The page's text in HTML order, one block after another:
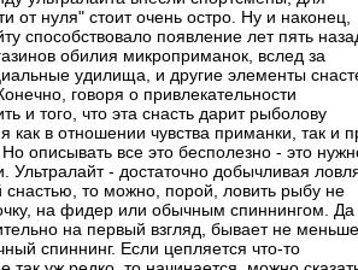
от нуля" стоит очень остро. Ну и наконец,
способствовало появление лет пять
обилия микроприманок, вслед за
удилища, и другие элементы
говоря о привлекательности
и того, что эта снасть дарит рыболову
в отношении чувства приманки, так и
описывать все это бесполезно - это
- достаточно добычливая
снастью, то можно, порой, ловить рыбу не
на фидер или обычным спиннингом. Да
на первый взгляд, бывает не
спиннинг. Если цепляется что-то